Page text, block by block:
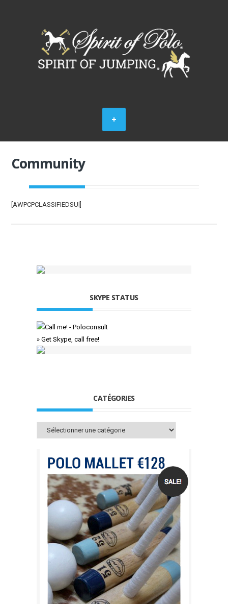
Community
[AWPCPCLASSIFIEDSUI]
SKYPE STATUS
» Get Skype, call free!
CATÉGORIES
Catégories